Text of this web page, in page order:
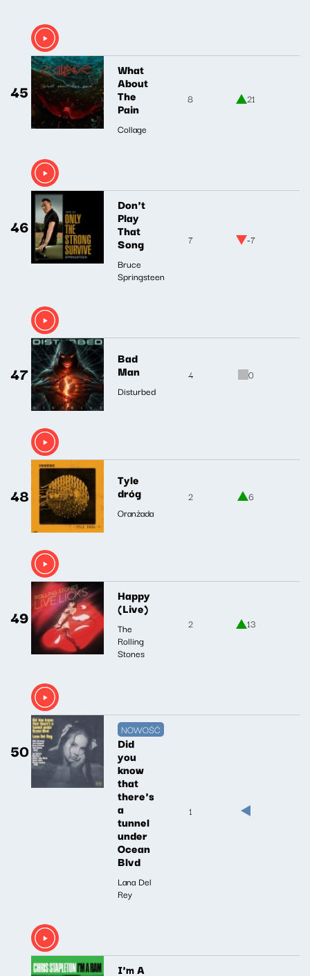
45
What
About
The
Pain
Collage
8 21
46
Don't
Play
That
Song
Bruce
Springsteen
7 -7
47
Bad
Man
Disturbed
4 0
48
Tyle
dróg
Oranżada
2 6
49
Happy
(Live)
The
Rolling
Stones
2 13
50
NOWOŚĆ
Did
you
know
that
there's
a
tunnel
under
Ocean
Blvd
Lana Del
Rey
1
I'm A